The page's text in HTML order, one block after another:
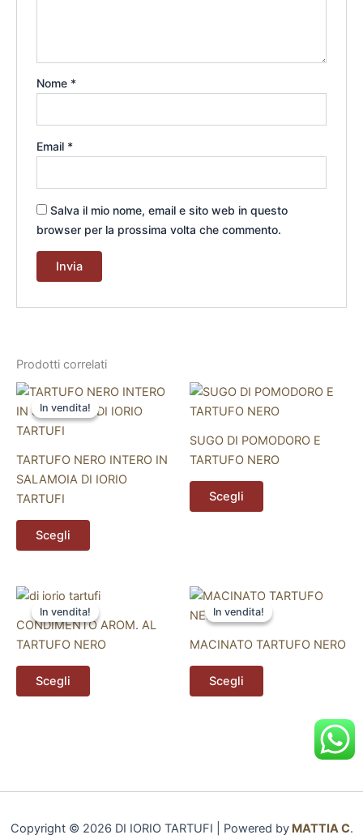
Nome *
Email *
Salva il mio nome, email e sito web in questo
browser per la prossima volta che commento.
Prodotti correlati
In vendita!
In vendita!
TARTUFO NERO INTERO IN
SALAMOIA DI IORIO
TARTUFI
Scegli
Questo
prodotto
varianti.
Le
possono
essere
pagina
del
prodotto
SUGO DI POMODORO E
TARTUFO NERO
Scegli
Questo
prodotto
più
varianti.
Le
opzioni
pagina
del
prodotto
In vendita!
In vendita!
CONDIMENTO AROM. AL
TARTUFO NERO
Scegli
Questo
prodotto
ha
più
varianti.
Le
nella
del
In vendita!
In vendita!
MACINATO TARTUFO NERO
Scegli
Questo
prodotto
più
varianti.
Le
nella
del
Copyright © 2026 DI IORIO TARTUFI | Powered byMATTIA C.